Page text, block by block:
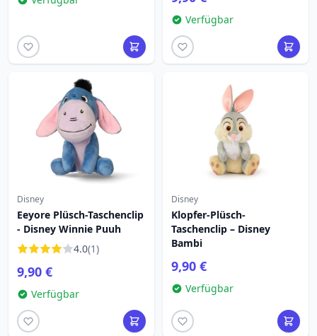
Verfügbar
Disney
Eeyore Plüsch-Taschenclip
- Disney Winnie Puuh
4.0(1)
9,90 €
Verfügbar
Disney
Klopfer-Plüsch-
Taschenclip – Disney
Bambi
9,90 €
Verfügbar